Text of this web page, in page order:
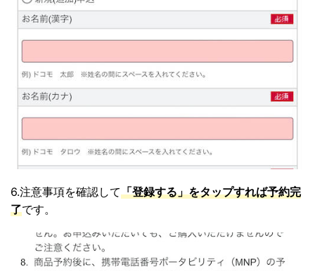
6.注意事項を確認して「登録する」をタップすれば予約完
了です。